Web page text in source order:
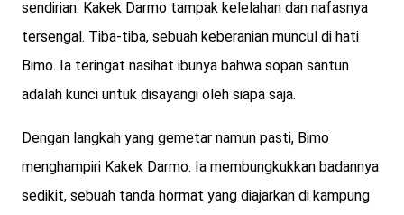
sendirian. Kakek Darmo tampak kelelahan dan nafasnya
tersengal. Tiba-tiba, sebuah keberanian muncul di hati
Bimo. Ia teringat nasihat ibunya bahwa sopan santun
adalah kunci untuk disayangi oleh siapa saja.
Dengan langkah yang gemetar namun pasti, Bimo
menghampiri Kakek Darmo. Ia membungkukkan badannya
sedikit, sebuah tanda hormat yang diajarkan di kampung